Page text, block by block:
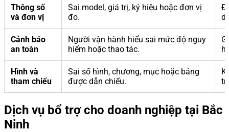
Thông số
và đơn vị
Sai model, giá trị, ký hiệu hoặc đơn vị
đo.
Cảnh báo
an toàn
Người vận hành hiểu sai mức độ nguy
hiểm hoặc thao tác.
Hình và
tham chiếu
Sai số hình, chương, mục hoặc bảng
được dẫn chiếu.
Dịch vụ bổ trợ cho doanh nghiệp tại Bắc
Ninh